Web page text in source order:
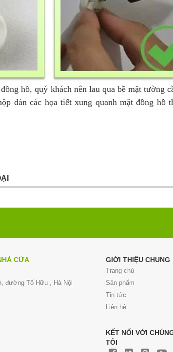
hồ, quý khách nên lau qua bề mặt tường
dán các họa tiết xung quanh mặt đồng hồ
CỬA
đường Tố Hữu , Hà Nội
GIỚI THIỆU CHUNG
Trang chủ
Sản phẩm
Tin tức
Liên hệ
KẾT NỐI VỚI
TÔI